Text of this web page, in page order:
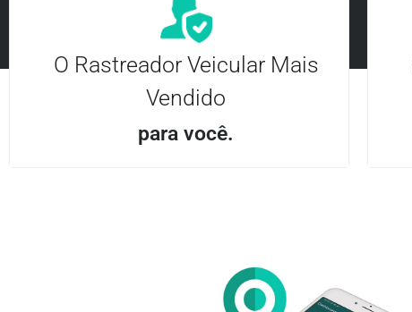
O Rastreador Veicular Mais
Vendido
para você.
Entre em contato